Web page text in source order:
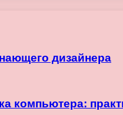
дизайнера
компьютера: